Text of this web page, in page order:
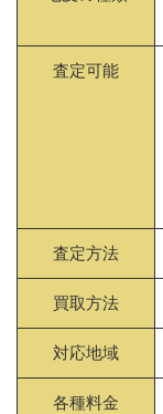
査定可能
査定方法
買取方法
対応地域
各種料金